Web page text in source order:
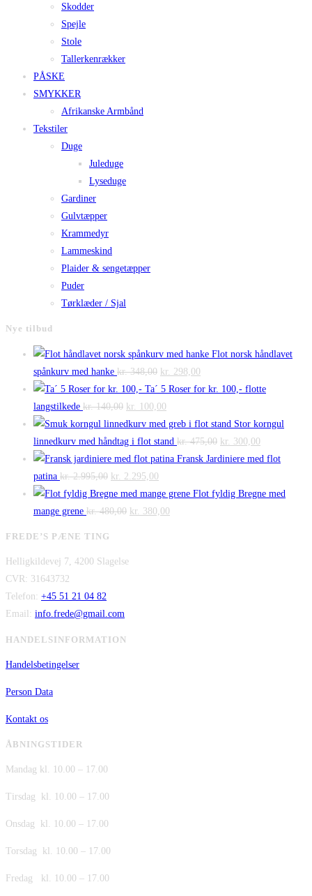
Skodder
Spejle
Stole
Tallerkenrækker
PÅSKE
SMYKKER
Afrikanske Armbånd
Tekstiler
Duge
Juleduge
Lyseduge
Gardiner
Gulvtæpper
Krammedyr
Lammeskind
Plaider & sengetæpper
Puder
Tørklæder / Sjal
Nye tilbud
Flot norsk håndlavet
spånkurv med hanke kr.348,00 Den
oprindelige
pris
var:
kr. 348,00.
kr. 298,00
aktuelle
er:
kr. 298,00.
Ta´ 5 Roser for kr. 100,- flotte
langstilkede kr.140,00 Den
oprindelige
pris
var:
kr. 140,00.
kr. 100,00
aktuelle
pris
er:
Stor korngul
linnedkurv med håndtag i flot stand kr.475,00 Den
oprindelige
var:
kr. 300,00
aktuelle
er:
Fransk Jardiniere med flot
patina kr.2.995,00 Den
oprindelige
pris
kr. 2.295,00
aktuelle
pris
Flot fyldig Bregne med
mange grene kr.480,00 Den
kr. 380,00
FREDE’S PÆNE TING
Helligkildevej 7, 4200 Slagelse
CVR: 31643732
Telefon: +45 51 21 04 82
Email: info.frede@gmail.com
HANDELSINFORMATION
Handelsbetingelser
Person Data
Kontakt os
ÅBNINGSTIDER
Mandag kl. 10.00 – 17.00
Tirsdag kl. 10.00 – 17.00
Onsdag kl. 10.00 – 17.00
Torsdag kl. 10.00 – 17.00
Fredag kl. 10.00 – 17.00